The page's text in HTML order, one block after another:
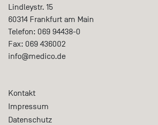
Lindleystr. 15
60314 Frankfurt am Main
Telefon: 069 94438-0
Fax: 069 436002
info@medico.de
Kontakt
Impressum
Datenschutz